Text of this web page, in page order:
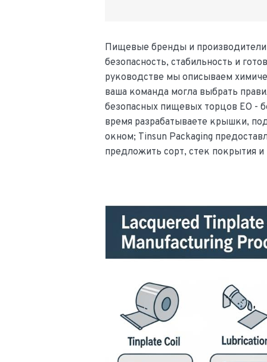
Пищевые бренды и
безопасность, стабильность и
руководстве мы описываем
ваша команда могла выбрать
безопасных пищевых торцов EO -
время разрабатываете крышки,
окном; Tinsun Packaging
предложить сорт, стек покрытия